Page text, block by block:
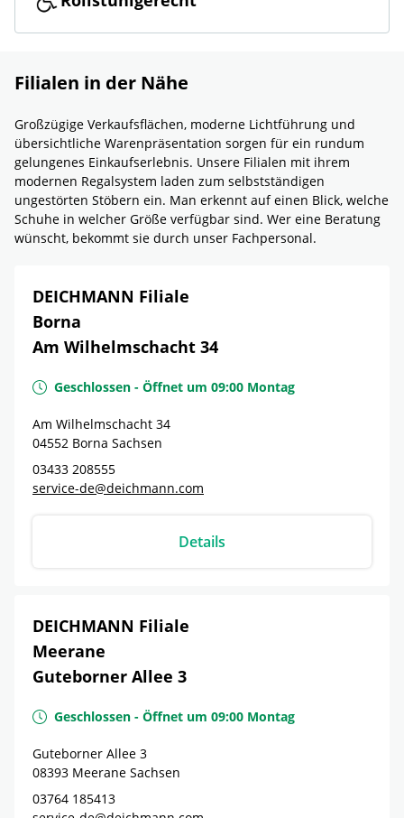
Filialen in der Nähe
Großzügige Verkaufsflächen, moderne Lichtführung und
übersichtliche Warenpräsentation sorgen für ein rundum
gelungenes Einkaufserlebnis. Unsere Filialen mit ihrem
modernen Regalsystem laden zum selbstständigen
ungestörten Stöbern ein. Man erkennt auf einen Blick, welche
Schuhe in welcher Größe verfügbar sind. Wer eine Beratung
wünscht, bekommt sie durch unser Fachpersonal.
DEICHMANN Filiale
Borna
Am Wilhelmschacht 34
Geschlossen - Öffnet um 09:00 Montag
Am Wilhelmschacht 34
04552 Borna Sachsen
03433 208555
service-de@deichmann.com
Details
DEICHMANN Filiale
Meerane
Guteborner Allee 3
Geschlossen - Öffnet um 09:00 Montag
Guteborner Allee 3
08393 Meerane Sachsen
03764 185413